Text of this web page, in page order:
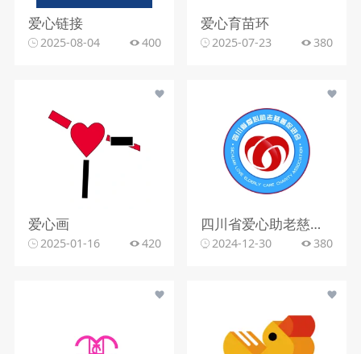
爱心链接
2025-08-04 400
爱心育苗环
2025-07-23 380
爱心画
2025-01-16 420
四川省爱心助老慈善促进会
2024-12-30 380